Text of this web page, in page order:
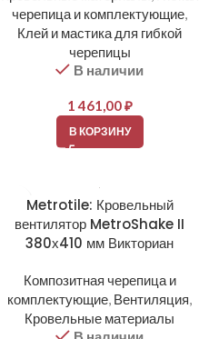
черепица и комплектующие,
Клей и мастика для гибкой
черепицы
В наличии
1 461,00₽
В КОРЗИНУ
Metrotile: Кровельный
вентилятор MetroShake II
380х410 мм Викториан
Композитная черепица и
комплектующие, Вентиляция,
Кровельные материалы